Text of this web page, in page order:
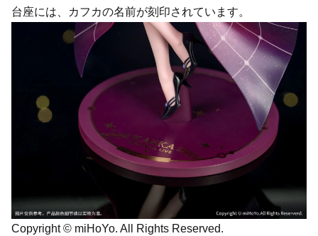
台座には、カフカの名前が刻印されています。
Copyright © miHoYo. All Rights Reserved.